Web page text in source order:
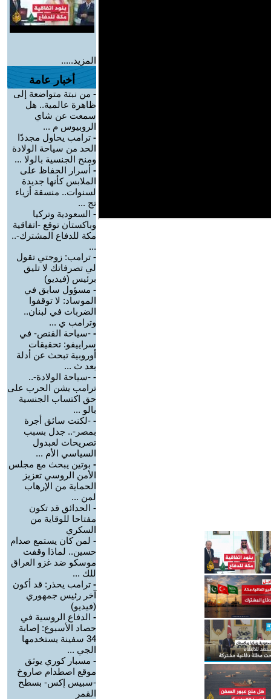
المزيد.....
أخبار عامة
- من نبتة متواضعة إلى
ظاهرة عالمية.. هل
سمعت عن شاي
الروبيوس م ...
- ترامب يحاول مجددًا
الحد من سياحة الولادة
ومنح الجنسية بالولا ...
- أسرار الحفاظ على
الملابس كأنها جديدة
لسنوات.. منسقة أزياء
تج ...
- السعودية وتركيا
وباكستان توقع -اتفاقية
مكة للدفاع المشترك-..
...
- ترامب: زوجتي تقول
لي تصرفاتك لا تليق
برئيس (فيديو)
- مسؤول سابق في
الموساد: لا توقفوا
الضربات في لبنان..
وترامب ي ...
- -سياحة القنص- في
سراييفو: تحقيقات
أوروبية تبحث عن أدلة
بعد ث ...
- -سياحة الولادة-..
ترامب يشن الحرب على
حق اكتساب الجنسية
بالو ...
- -لكنت سائق أجرة
بمصر-.. جدل بسبب
تصريحات لعبدول
السياسي الأم ...
- بوتين يبحث مع مجلس
الأمن الروسي تعزيز
الحماية من الإرهاب
لمن ...
- الحدائق قد تكون
مفتاحا للوقاية من
السكري
- لمن كان يستمع صدام
حسين.. لماذا وقفت
موسكو ضد غزو العراق
للك ...
- ترامب يحذر: قد أكون
آخر رئيس جمهوري
(فيديو)
- الدفاع الروسية في
حصاد الأسبوع: إصابة
34 سفينة يستخدمها
الجي ...
- مسبار كوري يوثق
موقع اصطدام صاروخ
-سبيس إكس- بسطح
القمر